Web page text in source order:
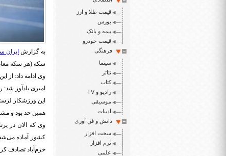
قیمت طلا و ارز
بورس
بیمه و بانک
قیمت خودرو
فرهنگی
سینما
تئاتر
کتاب
رادیو و TV
موسیقی
ادبیات
دانش و فن آوری
سخت افزار
نرم افزار
علمی
به گزارش ایران
سکه (هر سکه معادل ۳ میلیون تومان) و طلای دوم ۱۰ درصد پاداش و برای برنز نیز ۵
وی ادامه داد: از
امیری یادآور
همین حد بود و
کشور آماده
خرم‌آباد تصادف